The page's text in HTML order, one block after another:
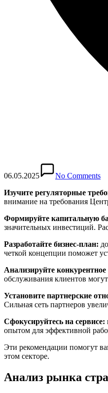
06.05.2025
No Comments
Изучите регуляторные
внимание на требования
Формируйте капитальную
значительных инвестиций.
Разработайте бизнес-план:
четкой концепции поможет
Анализируйте
обслуживания клиентов
Установите партнерские
Сильная сеть партнеров
Сфокусируйтесь на сервисе:
опытом для эффективной
Эти рекомендации помогут
этом секторе.
Анализ рынка